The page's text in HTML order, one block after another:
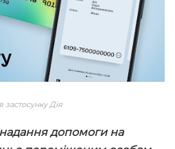
Дія
допомоги на